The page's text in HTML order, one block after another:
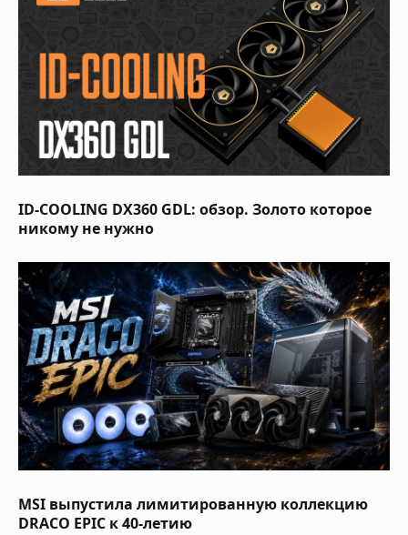
ID-COOLING DX360 GDL: обзор. Золото которое
никому не нужно
MSI выпустила лимитированную коллекцию
DRACO EPIC к 40-летию